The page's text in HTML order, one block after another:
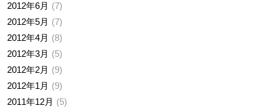
2012年6月
7
2012年5月
7
2012年4月
8
2012年3月
5
2012年2月
9
2012年1月
9
2011年12月
5